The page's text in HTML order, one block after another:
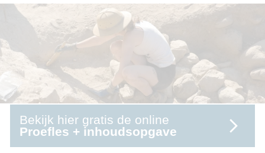
Bekijk hier gratis de online
Proefles + inhoudsopgave